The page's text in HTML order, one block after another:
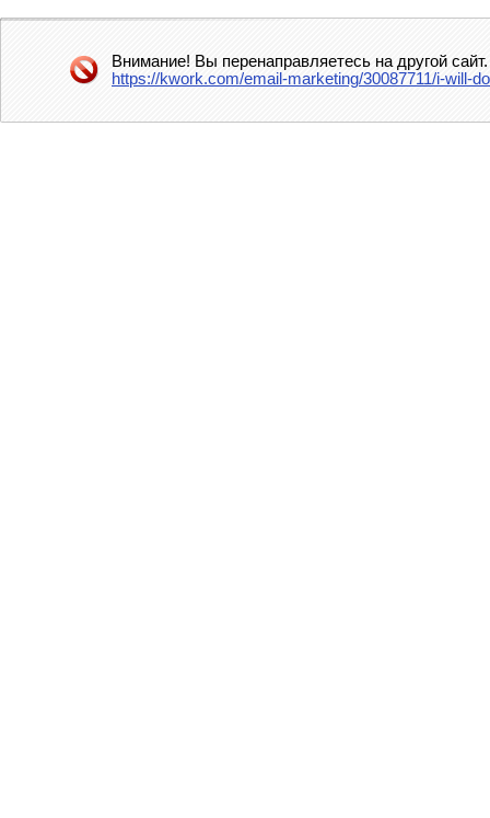
Внимание! Вы перенаправляетесь на другой
https://kwork.com/email-marketing/30087711/i-will-